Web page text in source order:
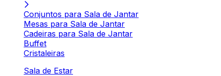
Conjuntos para Sala de Jantar
Mesas para Sala de Jantar
Cadeiras para Sala de Jantar
Buffet
Cristaleiras
Sala de Estar